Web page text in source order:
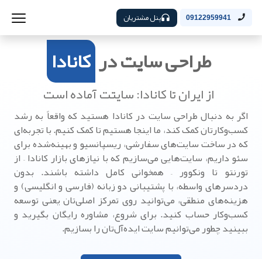
09122959941 پنل مشتریان
طراحی سایت در کانادا
از ایران تا کانادا: سایتت آماده است
اگر به دنبال طراحی سایت در کانادا هستید که واقعاً به رشد
کسب‌وکارتان کمک کند، ما اینجا هستیم تا کمک کنیم. با تجربه‌ای
که در ساخت سایت‌های سفارشی، ریسپانسیو و بهینه‌شده برای
سئو داریم، سایت‌هایی می‌سازیم که با نیازهای بازار کانادا – از
تورنتو تا ونکوور – همخوانی کامل داشته باشند. بدون
دردسرهای واسطه، با پشتیبانی دو زبانه (فارسی و انگلیسی) و
هزینه‌های منطقی، می‌توانید روی تمرکز اصلی‌تان یعنی توسعه
کسب‌وکار حساب کنید. برای شروع، مشاوره رایگان بگیرید و
ببینید چطور می‌توانیم سایت ایده‌آل‌تان را بسازیم.